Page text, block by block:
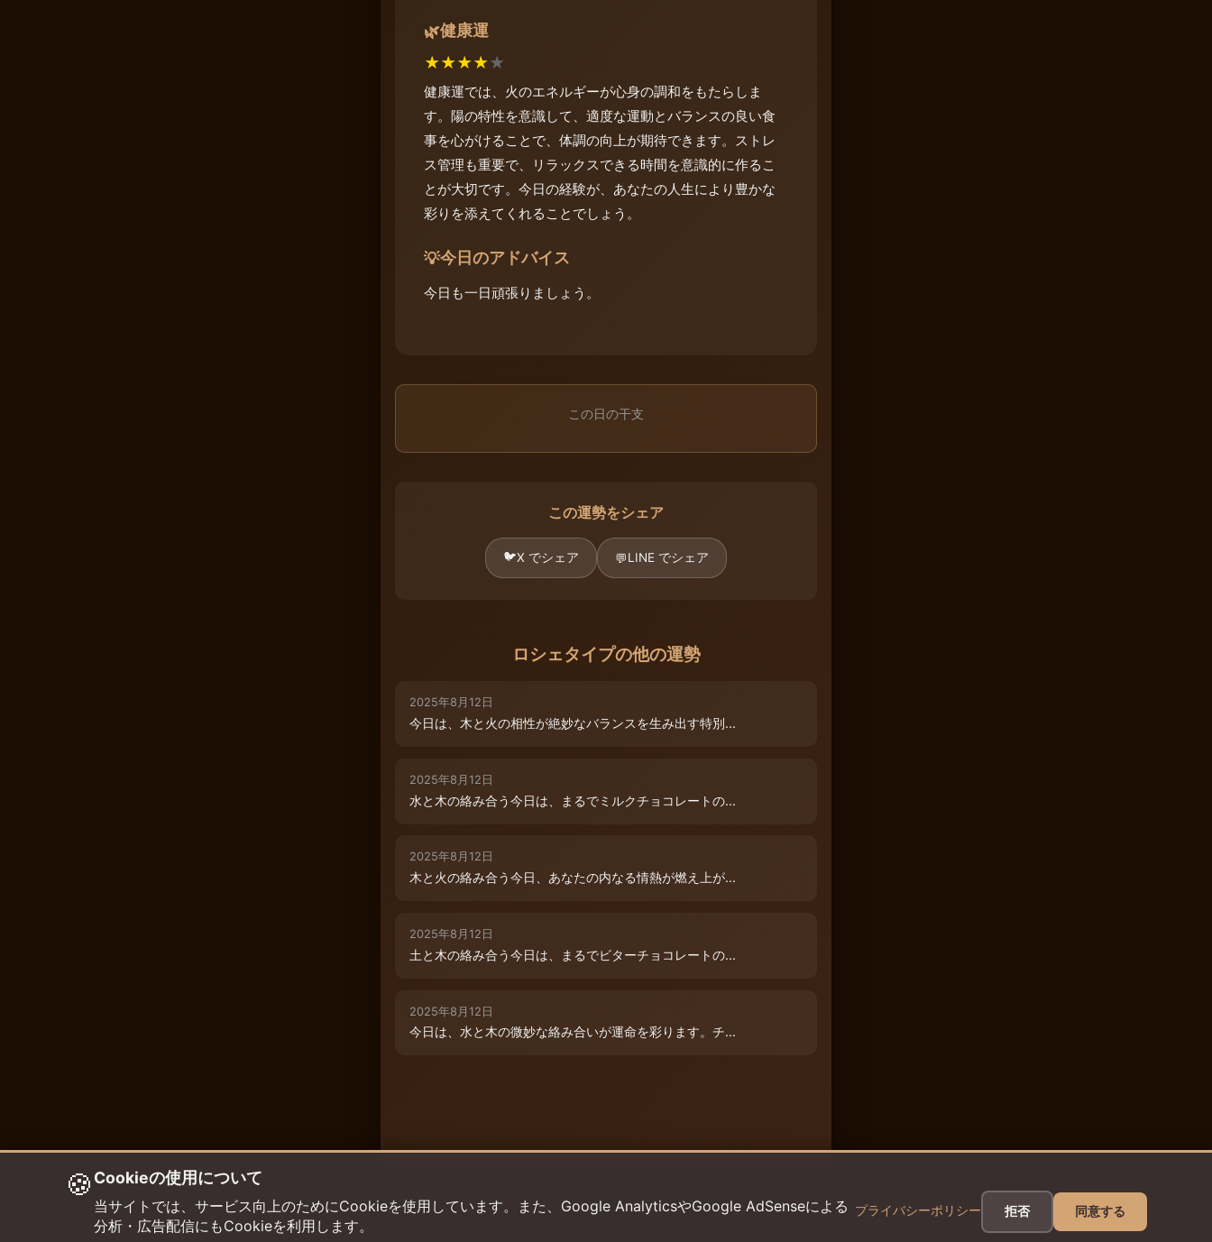
🌿健康運
★★★★★
健康運では、火のエネルギーが心身の調和をもたらしま
す。陽の特性を意識して、適度な運動とバランスの良い食
事を心がけることで、体調の向上が期待できます。ストレ
ス管理も重要で、リラックスできる時間を意識的に作るこ
とが大切です。今日の経験が、あなたの人生により豊かな
彩りを添えてくれることでしょう。
💡今日のアドバイス
今日も一日頑張りましょう。
この日の干支
この運勢をシェア
🐦X でシェア 💬LINE でシェア
ロシェタイプの他の運勢
2025年8月12日
今日は、木と火の相性が絶妙なバランスを生み出す特別...
2025年8月12日
水と木の絡み合う今日は、まるでミルクチョコレートの...
2025年8月12日
木と火の絡み合う今日、あなたの内なる情熱が燃え上が...
2025年8月12日
土と木の絡み合う今日は、まるでビターチョコレートの...
2025年8月12日
今日は、水と木の微妙な絡み合いが運命を彩ります。チ...
🍪 Cookieの使用について
当サイトでは、サービス向上のためにCookieを使用しています。また、Google AnalyticsやGoogle AdSenseによる
分析・広告配信にもCookieを利用します。
プライバシーポリシー 拒否 同意する